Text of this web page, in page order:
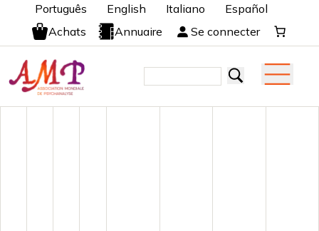
Português English Italiano
Español
Achats
Annuaire Se connecter